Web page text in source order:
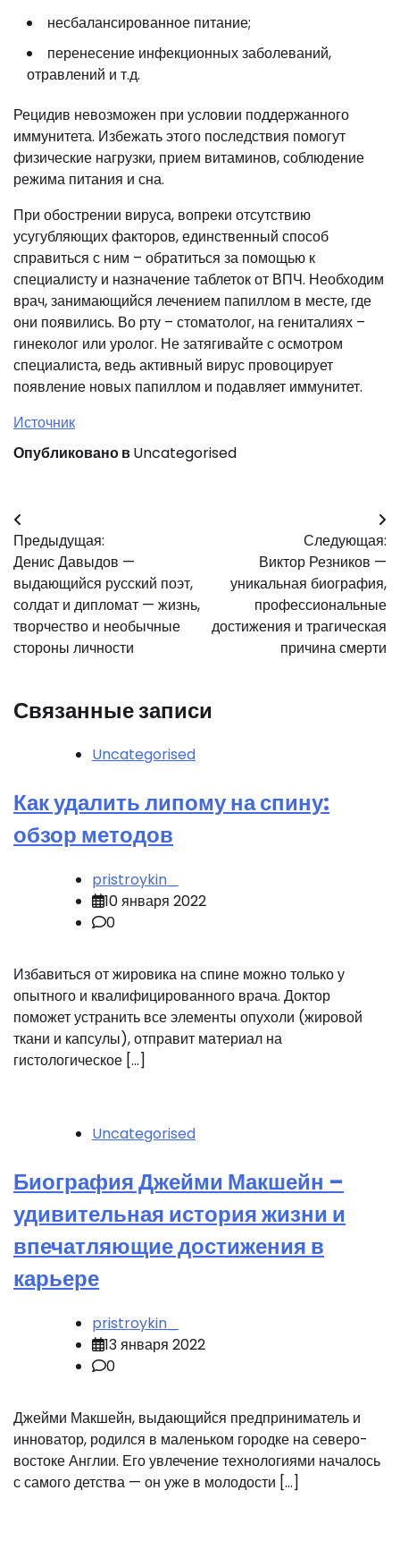
несбалансированное питание;
перенесение инфекционных заболеваний,
отравлений и т.д.
Рецидив невозможен при условии поддержанного
иммунитета. Избежать этого последствия помогут
физические нагрузки, прием витаминов, соблюдение
режима питания и сна.
При обострении вируса, вопреки отсутствию
усугубляющих факторов, единственный способ
справиться с ним – обратиться за помощью к
специалисту и назначение таблеток от ВПЧ. Необходим
врач, занимающийся лечением папиллом в месте, где
они появились. Во рту – стоматолог, на гениталиях –
гинеколог или уролог. Не затягивайте с осмотром
специалиста, ведь активный вирус провоцирует
появление новых папиллом и подавляет иммунитет.
Источник
Опубликовано вUncategorised
Навигация
по
записям
Предыдущая:
Денис Давыдов —
выдающийся русский поэт,
солдат и дипломат — жизнь,
творчество и необычные
стороны личности
Следующая:
Виктор Резников —
уникальная биография,
профессиональные
достижения и трагическая
причина смерти
Связанные записи
Uncategorised
Как удалить липому на спину:
обзор методов
pristroykin_
10 января 2022
0
Избавиться от жировика на спине можно только у
опытного и квалифицированного врача. Доктор
поможет устранить все элементы опухоли (жировой
ткани и капсулы), отправит материал на
гистологическое […]
Uncategorised
Биография Джейми Макшейн –
удивительная история жизни и
впечатляющие достижения в
карьере
pristroykin_
13 января 2022
0
Джейми Макшейн, выдающийся предприниматель и
инноватор, родился в маленьком городке на северо-
востоке Англии. Его увлечение технологиями началось
с самого детства — он уже в молодости […]